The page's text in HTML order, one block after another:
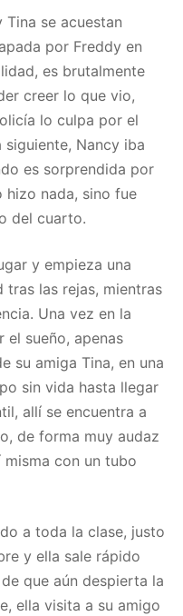
se acuestan
por Freddy en
es brutalmente
creer lo que vio,
lo culpa por el
Nancy iba
es sorprendida por
hizo nada, sino fue
del cuarto.
y empieza una
tras las rejas, mientras
Una vez en la
el sueño, apenas
su amiga Tina, en una
sin vida hasta llegar
allí se encuentra a
de forma muy audaz
con un tubo
a toda la clase, justo
y ella sale rápido
que aún despierta la
ella visita a su amigo